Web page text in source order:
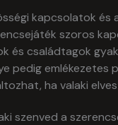
kapcsolatok és
szoros
és családtagok
pedig emlékezetes
ha valaki
szenved a